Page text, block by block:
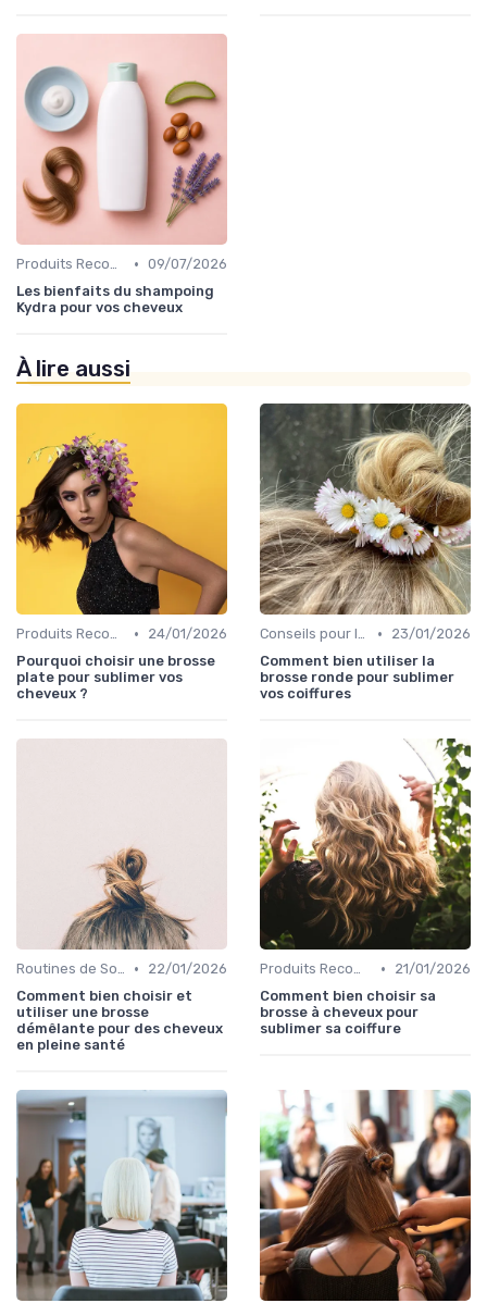
Produits Recommandés • 09/07/2026
Les bienfaits du shampoing
Kydra pour vos cheveux
À lire aussi
Produits Recommandés •
24/01/2026
Pourquoi choisir une brosse
plate pour sublimer vos
cheveux ?
Conseils pour le Coiffage •
23/01/2026
Comment bien utiliser la
brosse ronde pour sublimer
vos coiffures
Routines de Soins Capillaires •
22/01/2026
Comment bien choisir et
utiliser une brosse
démêlante pour des cheveux
en pleine santé
Produits Recommandés •
21/01/2026
Comment bien choisir sa
brosse à cheveux pour
sublimer sa coiffure